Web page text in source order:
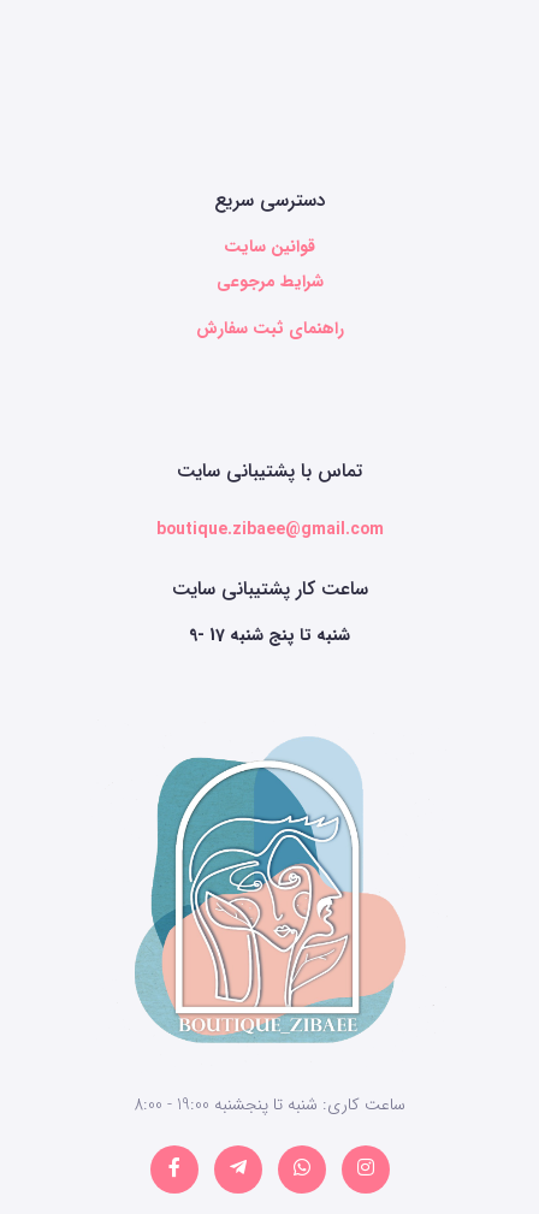
دسترسی سریع
قوانین سایت
شرایط مرجوعی
راهنمای ثبت سفارش
تماس با پشتیبانی سایت
boutique.zibaee@gmail.com
ساعت کار پشتیبانی سایت
9- 17 شنبه تا پنج شنبه
ساعت کاری: شنبه تا پنجشنبه 19:00 - 8:00